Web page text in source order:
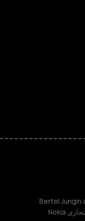
TM و © 2026 HMD Global. جميع الحقوق محفوظة. Bertel Jungin aukio 9, 02600 Espoo, Finland.
مُعرِّف الشركة: 2724044-2. شركة HMD Global Oy حاصلة على ترخيص من الاسم التجاري Nokia